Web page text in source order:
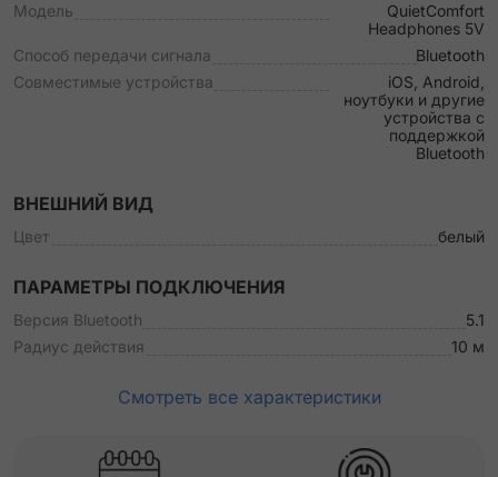
Модель
QuietComfort
Headphones 5V
Способ передачи сигнала
Bluetooth
Совместимые устройства
iOS, Android,
ноутбуки и другие
устройства с
поддержкой
Bluetooth
ВНЕШНИЙ ВИД
Цвет белый
ПАРАМЕТРЫ ПОДКЛЮЧЕНИЯ
Версия Bluetooth
5.1
Радиус действия
10 м
Смотреть все характеристики